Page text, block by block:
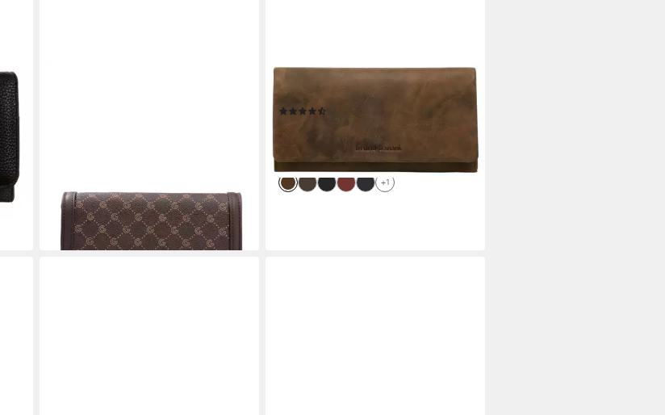
lieferbar - in 1-2 Werktagen bei dir
Geldbörse, echt Leder
39,95 € UVP
lieferbar - in 6-8 Werktagen bei dir
+1